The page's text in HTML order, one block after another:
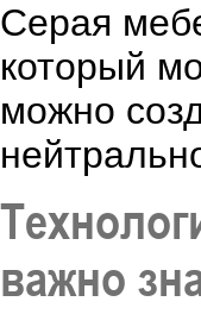
Серая
который
можно
важно